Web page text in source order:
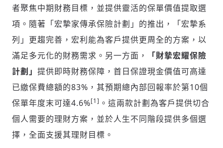
者聚焦中期財務目標，並提供靈活的保單價值提取選
項。隨著「宏摯家傳承保險計劃」的推出，「宏摯系
列」更趨完善，宏利能為客戶提供更周全的方案，以
滿足多元化的財務需求。另一方面，
「財摯宏耀保險
計劃」 提供即時財務保障，首日保證現金價值可高達
已繳保費總額的83%，其預期總內部回報率於第10個
保單年度末可達4.6%[1] 。這兩款計劃為客戶提供切合
個人需要的理財方案，並於人生不同階段提供多個選
擇，全面支援其理財目標。